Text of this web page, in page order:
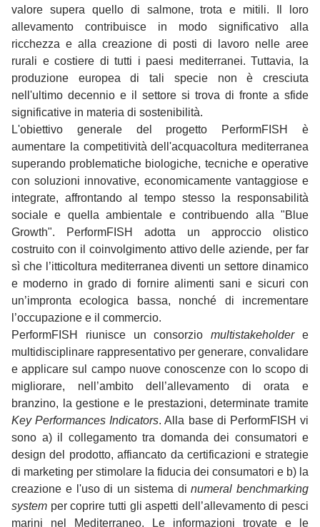
valore supera quello di salmone, trota e mitili. Il loro
allevamento contribuisce in modo significativo alla
ricchezza e alla creazione di posti di lavoro nelle aree
rurali e costiere di tutti i paesi mediterranei. Tuttavia, la
produzione europea di tali specie non è cresciuta
nell'ultimo decennio e il settore si trova di fronte a sfide
significative in materia di sostenibilità.
L'obiettivo generale del progetto PerformFISH è
aumentare la competitività dell'acquacoltura mediterranea
superando problematiche biologiche, tecniche e operative
con soluzioni innovative, economicamente vantaggiose e
integrate, affrontando al tempo stesso la responsabilità
sociale e quella ambientale e contribuendo alla "Blue
Growth". PerformFISH adotta un approccio olistico
costruito con il coinvolgimento attivo delle aziende, per far
sì che l’itticoltura mediterranea diventi un settore dinamico
e moderno in grado di fornire alimenti sani e sicuri con
un’impronta ecologica bassa, nonché di incrementare
l’occupazione e il commercio.
PerformFISH riunisce un consorziomultistakeholdere
multidisciplinare rappresentativo per generare, convalidare
e applicare sul campo nuove conoscenze con lo scopo di
migliorare, nell’ambito dell’allevamento di orata e
branzino, la gestione e le prestazioni, determinate tramite
Key Performances Indicators. Alla base di PerformFISH vi
sono a) il collegamento tra domanda dei consumatori e
design del prodotto, affiancato da certificazioni e strategie
di marketing per stimolare la fiducia dei consumatori e b) la
creazione e l'uso di un sistema dinumeral benchmarking
system per coprire tutti gli aspetti dell’allevamento di pesci
marini nel Mediterraneo. Le informazioni trovate e le